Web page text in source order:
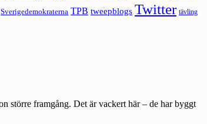
Sverigedemokraterna TPB tweepblogs Twitter tävling
större framgång. Det är vackert här – de har byggt